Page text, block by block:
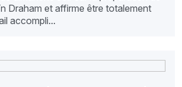
Draham et affirme être totalement
accompli...